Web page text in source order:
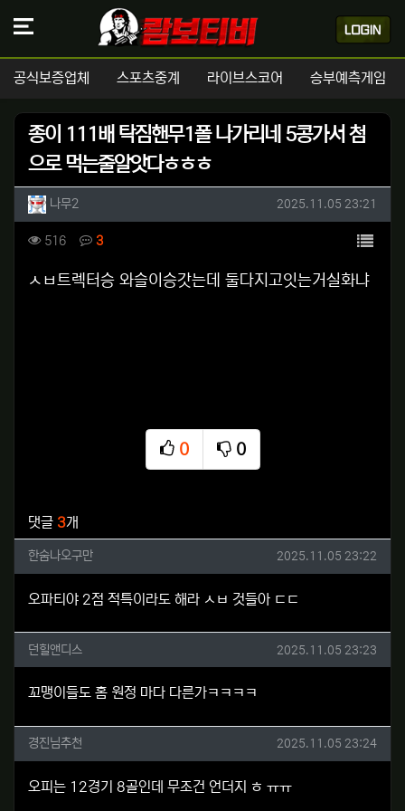
공식보증업체 스포츠중계 라이브스코어 승부예측게임
종이 111배 탁짐핸무1폴 나가리네 5콩가서 첨
으로 먹는줄알앗다ㅎㅎㅎ
작성자 정보
나무2 작성일
2025.11.05 23:21
컨텐츠 정보
516조회 3댓글 목록
본문
ㅅㅂ트렉터승 와슬이승갓는데 둘다지고잇는거실화냐
0
추천
0
비추천
댓글 3개
한숨나오구만님의 댓글
한숨나오구만 작성일
2025.11.05 23:22
오파티야 2점 적특이라도 해라 ㅅㅂ 것들아 ㄷㄷ
던힐앤디스님의 댓글
던힐앤디스 작성일
2025.11.05 23:23
꼬맹이들도 홈 원정 마다 다른가ㅋㅋㅋㅋ
경진님추천님의 댓글
경진님추천 작성일
2025.11.05 23:24
오피는 12경기 8골인데 무조건 언더지 ㅎ ㅠㅠ